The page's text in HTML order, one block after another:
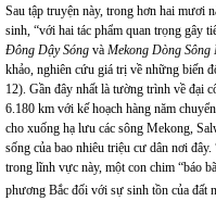
Sau tập truyện này, trong hơn hai mươi
sinh, “với hai tác phẩm quan trọng gây
Đông Dậy Sóng và Mekong Dòng Sông
khảo, nghiên cứu giá trị về những biến
12). Gần đây nhất là tường trình về đại
6.180 km với kế hoạch hàng năm
cho xuống hạ lưu các sông Mekong,
sống của bao nhiêu triệu cư dân nơi
trong lĩnh vực này, một con chim “báo
phương Bắc đối với sự sinh tồn của đất